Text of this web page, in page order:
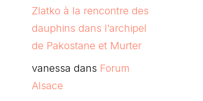
Zlatko à la rencontre des
dauphins dans l’archipel
de Pakostane et Murter
vanessa dans Forum
Alsace